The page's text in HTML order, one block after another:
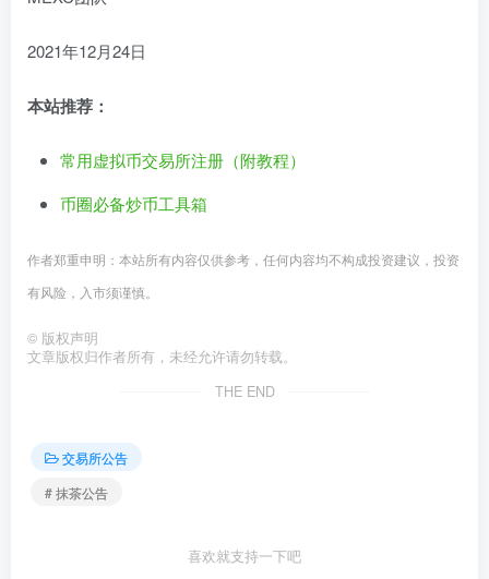
2021年12月24日
本站推荐：
常用虚拟币交易所注册（附教程）
币圈必备炒币工具箱
作者郑重申明：本站所有内容仅供参考，任何内容均不构成投资建议，投资
有风险，入市须谨慎。
© 版权声明
文章版权归作者所有，未经允许请勿转载。
THE END
交易所公告
# 抹茶公告
喜欢就支持一下吧